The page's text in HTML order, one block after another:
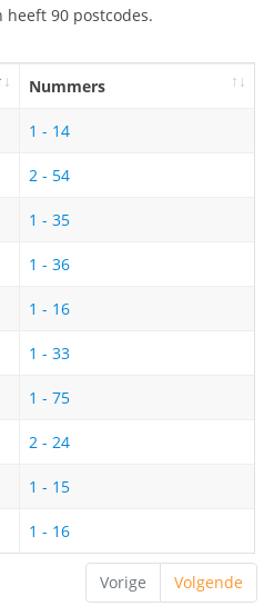
heeft 90 postcodes.
Nummers
1 - 14
2 - 54
1 - 35
1 - 36
1 - 16
1 - 33
1 - 75
2 - 24
1 - 15
1 - 16
Vorige Volgende